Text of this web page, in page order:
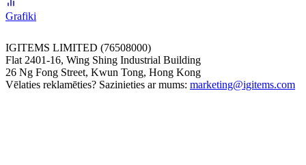
Grafiki
IGITEMS LIMITED (76508000)
Flat 2401-16, Wing Shing Industrial Building
26 Ng Fong Street, Kwun Tong, Hong Kong
Vēlaties reklamēties? Sazinieties ar mums: marketing@igitems.com